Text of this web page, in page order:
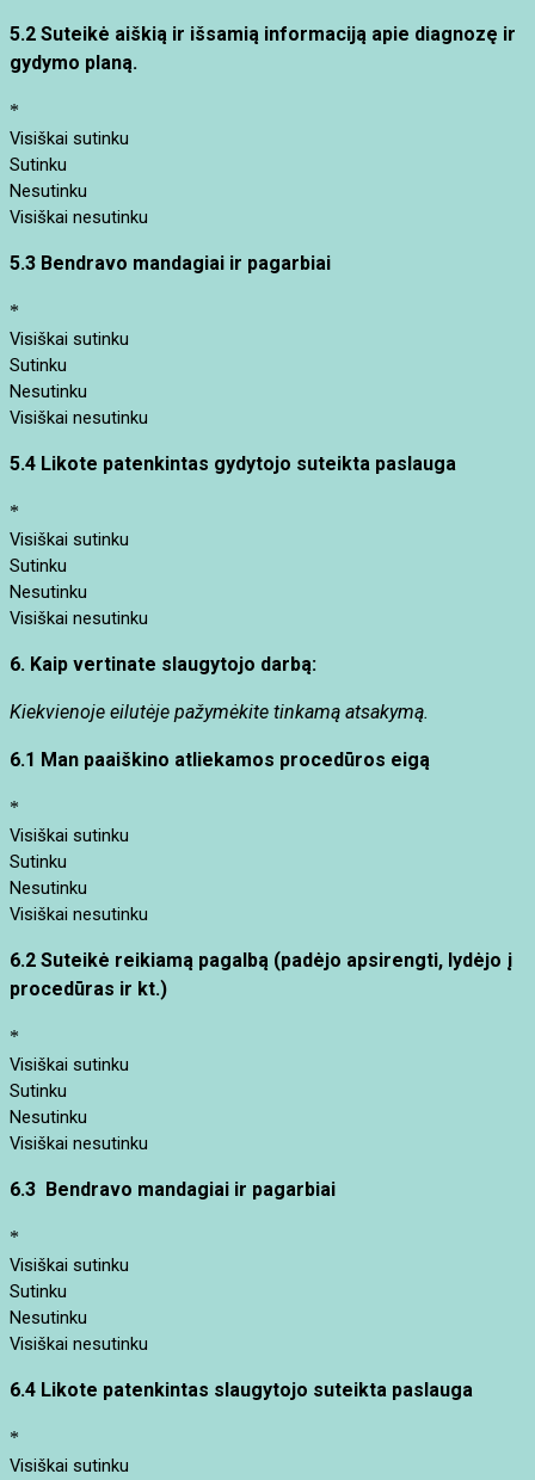
5.2 Suteikė aiškią ir išsamią informaciją apie diagnozę ir
gydymo planą.
*
Visiškai sutinku
Sutinku
Nesutinku
Visiškai nesutinku
5.3 Bendravo mandagiai ir pagarbiai
*
Visiškai sutinku
Sutinku
Nesutinku
Visiškai nesutinku
5.4 Likote patenkintas gydytojo suteikta paslauga
*
Visiškai sutinku
Sutinku
Nesutinku
Visiškai nesutinku
6. Kaip vertinate slaugytojo darbą:
Kiekvienoje eilutėje pažymėkite tinkamą atsakymą.
6.1 Man paaiškino atliekamos procedūros eigą
*
Visiškai sutinku
Sutinku
Nesutinku
Visiškai nesutinku
6.2 Suteikė reikiamą pagalbą (padėjo apsirengti, lydėjo į
procedūras ir kt.)
*
Visiškai sutinku
Sutinku
Nesutinku
Visiškai nesutinku
6.3 Bendravo mandagiai ir pagarbiai
*
Visiškai sutinku
Sutinku
Nesutinku
Visiškai nesutinku
6.4 Likote patenkintas slaugytojo suteikta paslauga
*
Visiškai sutinku